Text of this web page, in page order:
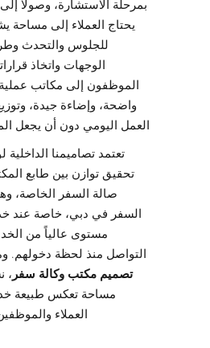
بمرحلة الاستشارة، وصولًا
يحتاج العملاء إلى مساحة
للجلوس والتحدث
الوجهات واتخاذ
الموظفون إلى مكاتب
واضحة، وإضاءة جيدة،
العمل اليومي دون أن يجعل
تعتمد تصاميمنا
تحقيق توازن بين طابع
صالة السفر الخاصة،
السفر في دبي، خاصة عند
مستوى عالياً من
التواصل منذ لحظة دخولهم.
تصميم مكتب وكالة سفر ،
مساحة تعكس طبيعة
العملاء